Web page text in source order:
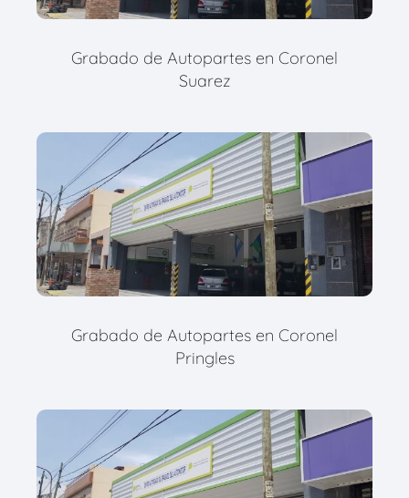
Grabado de Autopartes en Coronel
Suarez
Grabado de Autopartes en Coronel
Pringles